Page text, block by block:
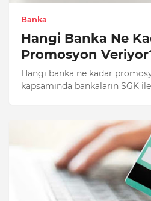
Banka
Hangi Banka Ne
Promosyon
Hangi banka ne kadar
kapsamında bankaların SGK